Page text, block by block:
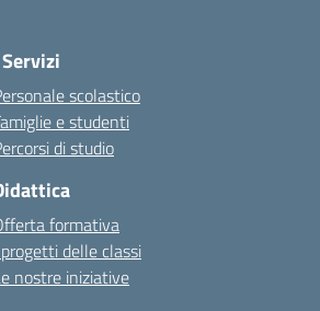
scolastico
e studenti
di studio
formativa
delle classi
nostre iniziative